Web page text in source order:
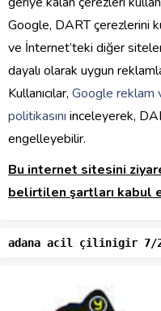
Google, DART çerezlerini
ve İnternet’teki diğer
dayalı olarak uygun
Kullanıcılar, Google reklam
politikasını inceleyerek,
engelleyebilir.
Bu internet sitesini
belirtilen şartları kabul
adana acil çilinigir 7/